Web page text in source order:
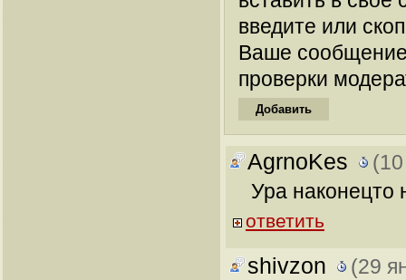
введите или
Ваше
проверки
AgrnoKes
Ура наконецто
ответить
shivzon
(29